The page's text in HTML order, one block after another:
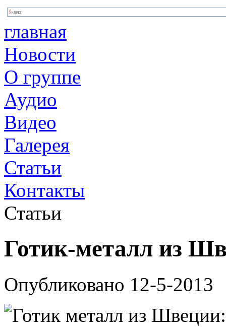
главная
Новости
О группе
Аудио
Видео
Галерея
Статьи
Контакты
Статьи
Готик-металл из
Опубликовано 12-5-2013